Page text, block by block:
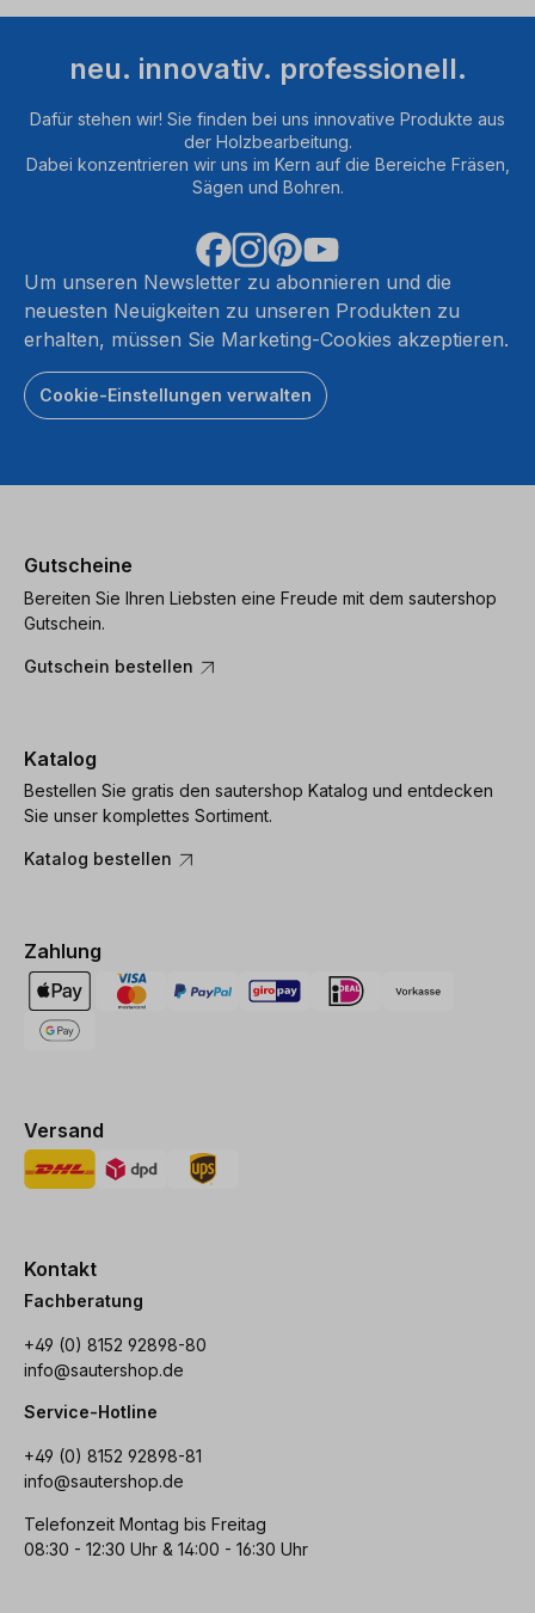
neu. innovativ. professionell.
Dafür stehen wir! Sie finden bei uns innovative Produkte aus
der Holzbearbeitung.
Dabei konzentrieren wir uns im Kern auf die Bereiche Fräsen,
Sägen und Bohren.
Um unseren Newsletter zu abonnieren und die
neuesten Neuigkeiten zu unseren Produkten zu
erhalten, müssen Sie Marketing-Cookies akzeptieren.
Cookie-Einstellungen verwalten
Gutscheine
Bereiten Sie Ihren Liebsten eine Freude mit dem sautershop
Gutschein.
Gutschein bestellen
Katalog
Bestellen Sie gratis den sautershop Katalog und entdecken
Sie unser komplettes Sortiment.
Katalog bestellen
Zahlung
Versand
Kontakt
Fachberatung
+49 (0) 8152 92898-80
info@sautershop.de
Service-Hotline
+49 (0) 8152 92898-81
info@sautershop.de
Telefonzeit Montag bis Freitag
08:30 - 12:30 Uhr & 14:00 - 16:30 Uhr